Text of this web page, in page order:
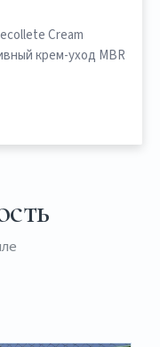
Cream
крем-уход MBR